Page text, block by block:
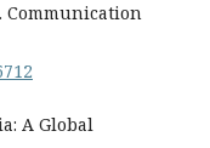
Communication
A Global